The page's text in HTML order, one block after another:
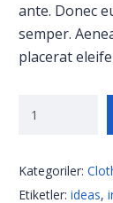
ante. Donec
semper.
placerat
Kategoriler:
Etiketler: ideas,